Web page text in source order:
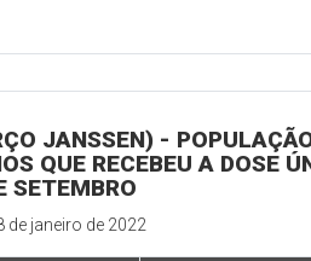
JANSSEN) -
QUE RECEBEU A DOSE
SETEMBRO
de janeiro de 2022